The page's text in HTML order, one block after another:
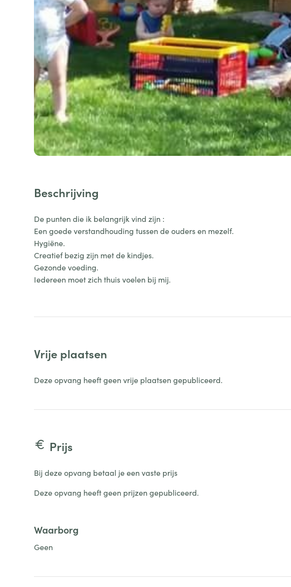
Beschrijving
De punten die ik belangrijk vind zijn :
Een goede verstandhouding tussen de ouders en mezelf.
Hygiëne.
Creatief bezig zijn met de kindjes.
Gezonde voeding.
Iedereen moet zich thuis voelen bij mij.
Vrije plaatsen
Deze opvang heeft geen vrije plaatsen gepubliceerd.
Prijs
Bij deze opvang betaal je een vaste prijs
Deze opvang heeft geen prijzen gepubliceerd.
Waarborg
Geen